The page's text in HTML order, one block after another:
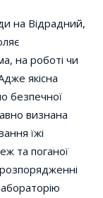
на Відрадний,
на роботі чи
якісна
безпечної
визнана
їжі
та поганої
розпорядженні